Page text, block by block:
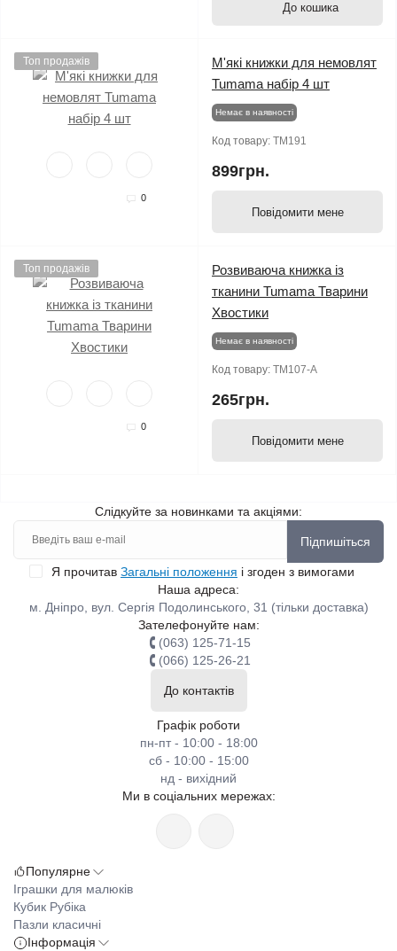
До кошика
Топ продажів
0
М'які книжки для немовлят
Tumama набір 4 шт
Немає в наявності
Код товару: TM191
899грн.
Повідомити мене
Топ продажів
0
Розвиваюча книжка із
тканини Tumama Тварини
Хвостики
Немає в наявності
Код товару: TM107-A
265грн.
Повідомити мене
Слідкуйте за новинками та акціями:
Підпишіться
Я прочитав Загальні положення і згоден з вимогами
Наша адреса:
м. Дніпро, вул. Сергія Подолинського, 31 (тільки доставка)
Зателефонуйте нам:
(063) 125-71-15
(066) 125-26-21
До контактів
Графік роботи
пн-пт - 10:00 - 18:00
сб - 10:00 - 15:00
нд - вихідний
Ми в соціальних мережах:
Популярне
Іграшки для малюків
Кубик Рубіка
Пазли класичні
Інформація